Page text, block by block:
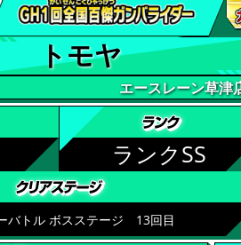
トモヤ
エースレーン草津
ランクSS
バトル ボスステージ 13回目